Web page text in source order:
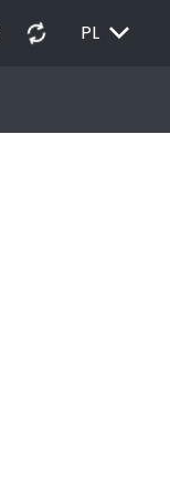
autorenew PL EXPAND_MORE